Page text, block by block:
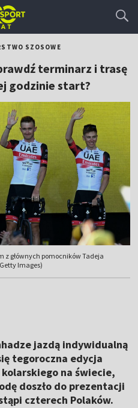
SZOSOWE
terminarz i trasę
godzinie start?
z głównych pomocników Tadeja
Images)
jazdą indywidualną
tegoroczna edycja
na świecie,
doszło do prezentacji
czterech Polaków.